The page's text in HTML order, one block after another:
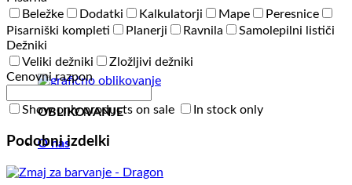
OBLIKOVANJE
O nas
Beležke
Dodatki Kalkulatorji Mape
Peresnice
Pisarniški kompleti
Planerji Ravnila
Samolepilni lističi
Dežniki
Veliki dežniki
Zložljivi dežniki
Cenovni razpon
Show only products on sale In stock only
Podobni izdelki